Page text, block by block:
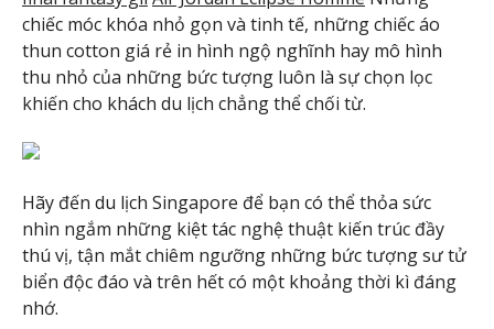
chiếc móc khóa nhỏ gọn và tinh tế, những chiếc áo
thun cotton giá rẻ in hình ngộ nghĩnh hay mô hình
thu nhỏ của những bức tượng luôn là sự chọn lọc
khiến cho khách du lịch chẳng thể chối từ.
Hãy đến du lịch Singapore để bạn có thể thỏa sức
nhìn ngắm những kiệt tác nghệ thuật kiến trúc đầy
thú vị, tận mắt chiêm ngưỡng những bức tượng sư tử
biển độc đáo và trên hết có một khoảng thời kì đáng
nhớ.